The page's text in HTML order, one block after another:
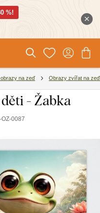
%!
na zeď Obrazy zvířat na zeď
- Žabka
OZ-0087